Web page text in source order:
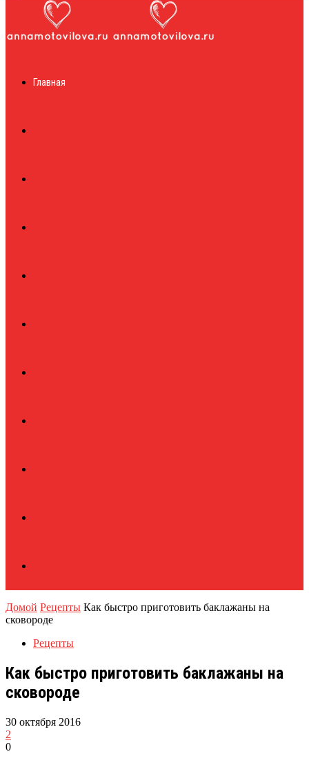
журналГлавная
Домой Рецепты Как быстро приготовить баклажаны на
сковороде
Рецепты
Как быстро приготовить баклажаны на
сковороде
30 октября 2016
2
0